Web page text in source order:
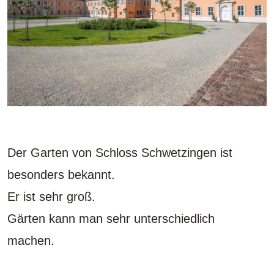
Der Garten von Schloss Schwetzingen ist
besonders bekannt.
Er ist sehr groß.
Gärten kann man sehr unterschiedlich
machen.